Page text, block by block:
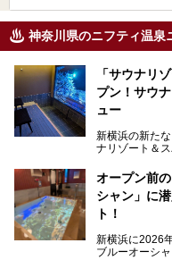
神奈川県のニフティ温泉
「サウナリ
プン！サウ
ュー
新横浜の新た
ナリゾート＆
す。サウナや
ペースの過ご
常の疲れをリ
は必見です。
オープン前
シャン」に
ト！
新横浜に2026
ブルーオーシ